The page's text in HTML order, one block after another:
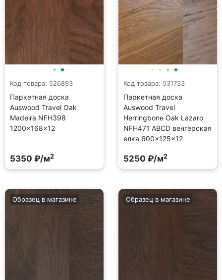
Код товара: 526893
Паркетная доска
Auswood Travel Oak
Madeira NFH398
1200×168×12
5350 ₽/м2
Код товара: 531733
Паркетная доска
Auswood Travel
Herringbone Oak Lazaro
NFH471 АBСD венгерская
елка 600×125×12
5250 ₽/м2
Образец в магазине Образец в магазине